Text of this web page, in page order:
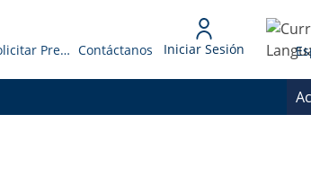
Solicitar Presupuesto Contáctanos Iniciar Sesión